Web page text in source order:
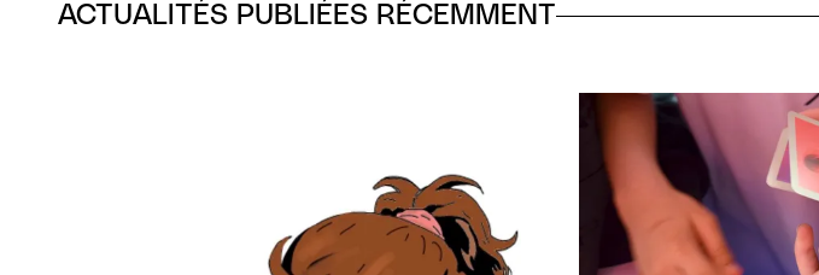
ACTUALITÉS PUBLIÉES RÉCEMMENT